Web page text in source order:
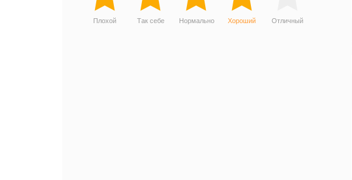
Плохой Так себе Нормально Хороший Отличный